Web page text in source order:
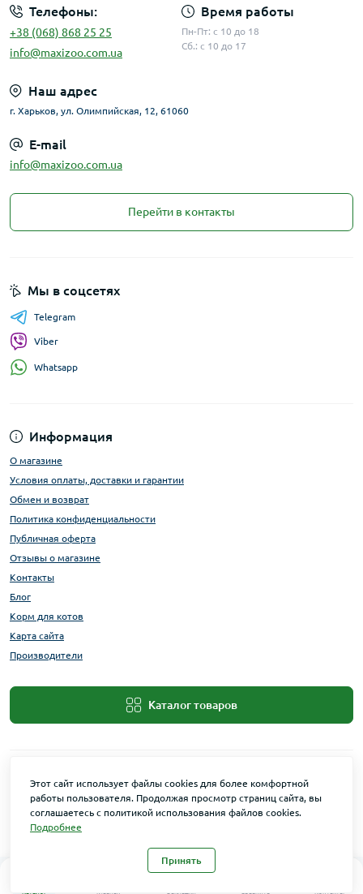
Каталог Главная Закладки
0
Сравнить Контакты
Телефоны:
+38 (068) 868 25 25
info@maxizoo.com.ua
Время работы
Пн-Пт: с 10 до 18
Сб.: с 10 до 17
Наш адрес
г. Харьков, ул. Олимпийская, 12, 61060
E-mail
info@maxizoo.com.ua
Перейти в контакты
Информация
О магазине
Условия оплаты, доставки и гарантии
Обмен и возврат
Политика конфиденциальности
Публичная оферта
Отзывы о магазине
Контакты
Блог
Корм для котов
Карта сайта
Производители
Каталог товаров
Мы в соцсетях
Telegram
Viber
Whatsapp
Этот сайт использует файлы cookies для более комфортной
работы пользователя. Продолжая просмотр страниц сайта, вы
соглашаетесь с политикой использования файлов cookies.
Подробнее
Принять